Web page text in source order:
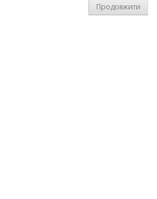
Продовжити